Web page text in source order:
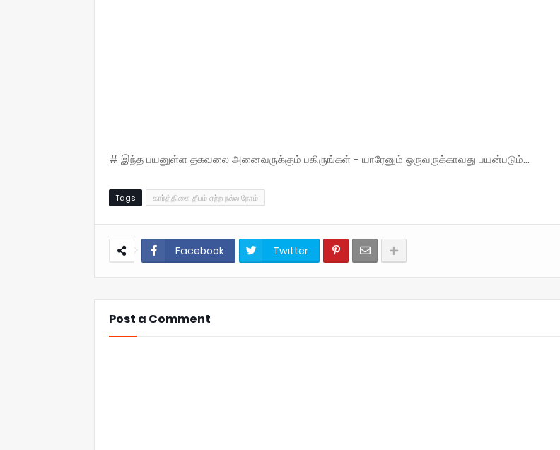
# இந்த பயனுள்ள தகவலை அனைவருக்கும் பகிருங்கள் - யாரேனும் ஒருவருக்காவது பயன்படும்...
Tags கார்த்திகை தீபம் ஏற்ற நல்ல நேரம்
Facebook Twitter
Post a Comment